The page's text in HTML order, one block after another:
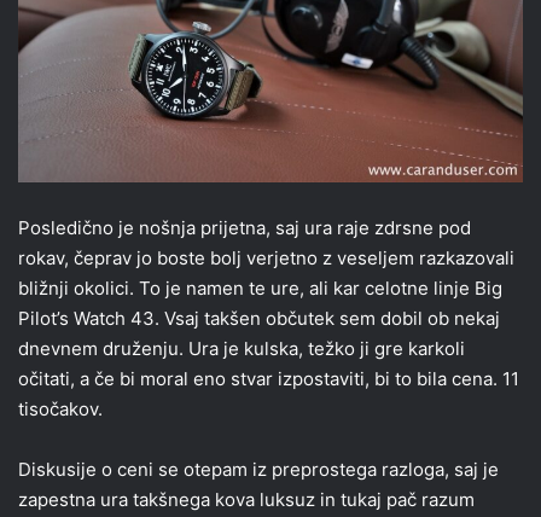
Posledično je nošnja prijetna, saj ura raje zdrsne pod
rokav, čeprav jo boste bolj verjetno z veseljem razkazovali
bližnji okolici. To je namen te ure, ali kar celotne linje Big
Pilot’s Watch 43. Vsaj takšen občutek sem dobil ob nekaj
dnevnem druženju. Ura je kulska, težko ji gre karkoli
očitati, a če bi moral eno stvar izpostaviti, bi to bila cena. 11
tisočakov.
Diskusije o ceni se otepam iz preprostega razloga, saj je
zapestna ura takšnega kova luksuz in tukaj pač razum